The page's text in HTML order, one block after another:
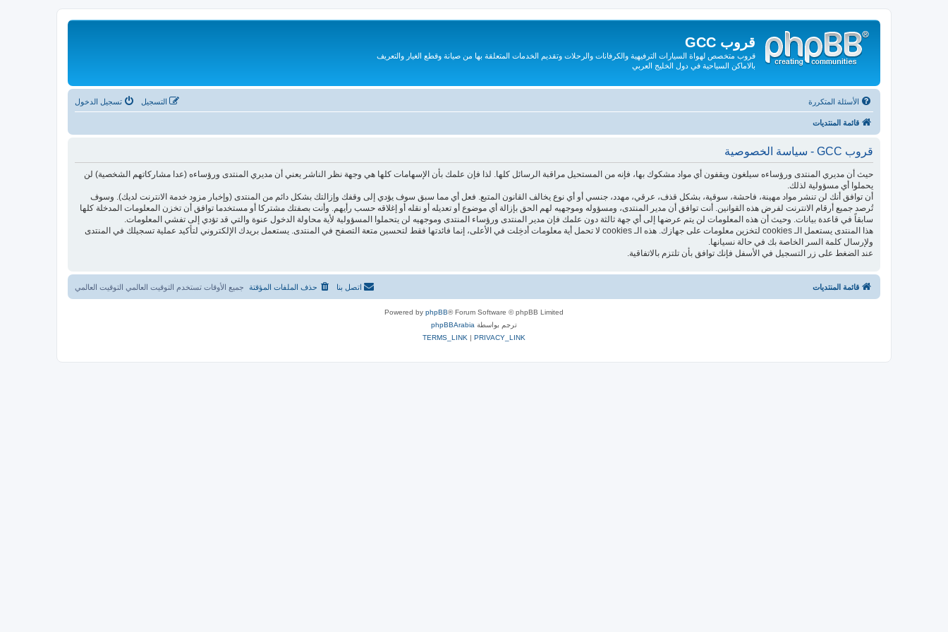
قروب GCC
قروب متخصص لهواة السيارات الترفيهية والكرفانات والرحلات وتقديم الخدمات المتعلقة بها من صيانة وقطع الغيار والتعريف
بالاماكن السياحية في دول الخليج العربي
الأسئلة المتكررة تسجيل الدخول التسجيل
قائمة المنتديات
قروب GCC - سياسة الخصوصية
حيث أن مديري المنتدى ورؤساءه سيلغون ويقفون أي مواد مشكوك بها، فإنه من المستحيل مراقبة الرسائل كلها. لذا فإن علمك بأن الإسهامات كلها هي وجهة نظر الناشر يعني أن مديري المنتدى ورؤساءه (عدا مشاركاتهم الشخصية) لن
يحملوا أي مسؤولية لذلك.
أن توافق أنك لن تنشر مواد مهينة، فاحشة، سوقية، بشكل قذف، عرقي، مهدد، جنسي أو أي نوع يخالف القانون المتبع. فعل أي مما سبق سوف يؤدي إلى وقفك وإزالتك بشكل دائم من المنتدى (وإخبار مزود خدمة الانترنت لديك). وسوف
تُرصد جميع أرقام الانترنت لفرض هذه القوانين. أنت توافق أن مدير المنتدى، ومسؤوله وموجهيه لهم الحق بإزالة أي موضوع أو تعديله أو نقله أو إغلاقه حسب رأيهم. وأنت بصفتك مشتركا أو مستخدما توافق أن تخزن المعلومات المدخلة كلها
سابقاً في قاعدة بيانات. وحيث أن هذه المعلومات لن يتم عرضها إلى أي جهة ثالثة دون علمك فإن مدير المنتدى ورؤساء المنتدى وموجهيه لن يتحملوا المسؤولية لأية محاولة الدخول عنوة والتي قد تؤدي إلى تفشي المعلومات.
هذا المنتدى يستعمل الـ cookies لتخزين معلومات على جهازك. هذه الـ cookies لا تحمل أية معلومات أدخِلت في الأعلى، إنما فائدتها فقط لتحسين متعة التصفح في المنتدى. يستعمل بريدك الإلكتروني لتأكيد عملية تسجيلك في المنتدى
ولإرسال كلمة السر الخاصة بك في حالة نسيانها.
عند الضغط على زر التسجيل في الأسفل فإنك توافق بأن تلتزم بالاتفاقية.
قائمة المنتديات جميع الأوقات تستخدم التوقيت العالمي التوقيت العالمي حذف الملفات المؤقتة اتصل بنا
Powered by phpBB® Forum Software © phpBB Limited
ترجم بواسطة phpBBArabia
PRIVACY_LINK
|
TERMS_LINK